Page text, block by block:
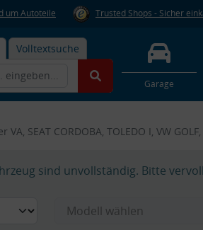
um Autoteile Trusted Shops - Sicher
Volltextsuche
Garage
VA, SEAT CORDOBA, TOLEDO I, VW
sind unvollständig. Bitte